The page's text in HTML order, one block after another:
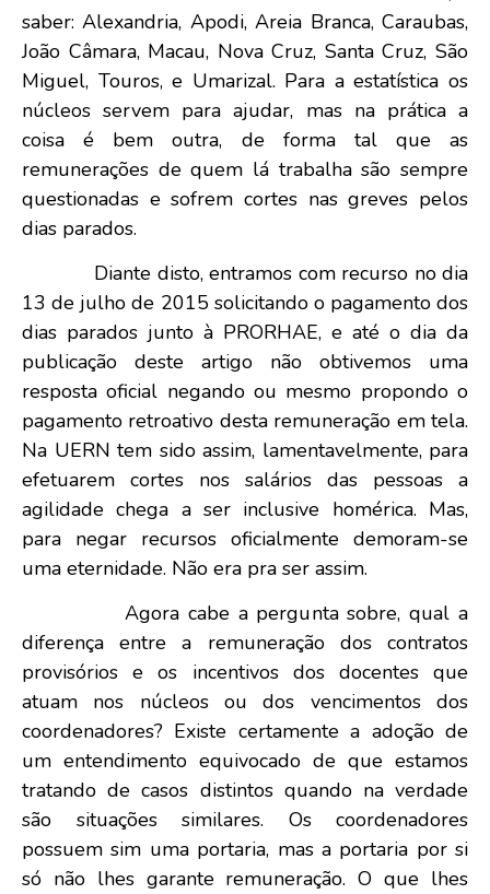
saber: Alexandria, Apodi, Areia Branca, Caraubas,
João Câmara, Macau, Nova Cruz, Santa Cruz, São
Miguel, Touros, e Umarizal. Para a estatística os
núcleos servem para ajudar, mas na prática a
coisa é bem outra, de forma tal que as
remunerações de quem lá trabalha são sempre
questionadas e sofrem cortes nas greves pelos
dias parados.
Diante disto, entramos com recurso no dia
13 de julho de 2015 solicitando o pagamento dos
dias parados junto à PRORHAE, e até o dia da
publicação deste artigo não obtivemos uma
resposta oficial negando ou mesmo propondo o
pagamento retroativo desta remuneração em tela.
Na UERN tem sido assim, lamentavelmente, para
efetuarem cortes nos salários das pessoas a
agilidade chega a ser inclusive homérica. Mas,
para negar recursos oficialmente demoram-se
uma eternidade. Não era pra ser assim.
Agora cabe a pergunta sobre, qual a
diferença entre a remuneração dos contratos
provisórios e os incentivos dos docentes que
atuam nos núcleos ou dos vencimentos dos
coordenadores? Existe certamente a adoção de
um entendimento equivocado de que estamos
tratando de casos distintos quando na verdade
são situações similares. Os coordenadores
possuem sim uma portaria, mas a portaria por si
só não lhes garante remuneração. O que lhes